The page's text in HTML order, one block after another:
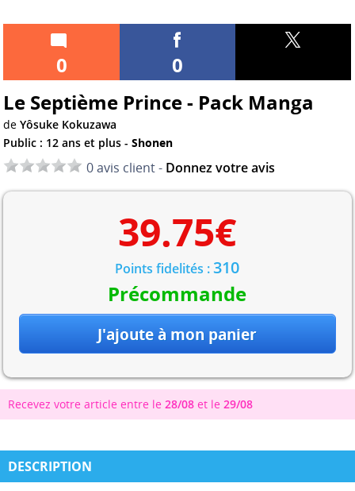
0
0
Le Septième Prince - Pack Manga
deYôsuke Kokuzawa
Public : 12 ans et plus -Shonen
0 avis client - Donnez votre avis
39.75€
Points fidelités :310
Précommande
Recevez votre article entre le 28/08 et le 29/08
DESCRIPTION